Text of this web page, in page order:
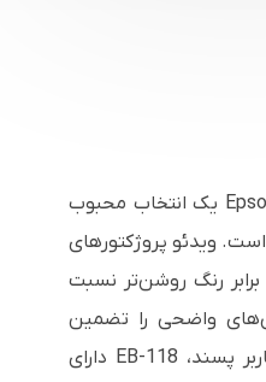
ویدئو پروژکتور Epson EB-118 یک انتخاب محبوب
ویدئو پروژکتورهای
Epson 3LCD با ارائه تا 3 برابر رنگ روشن‌تر نسبت
واضحی را تضمین
می‌کنند. قابل اعتماد و کاربر پسند، EB-118 دارای